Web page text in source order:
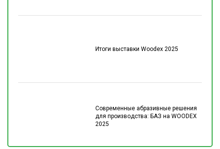
Итоги выставки Woodex 2025
Современные абразивные решения
для производства: БАЗ на WOODEX
2025